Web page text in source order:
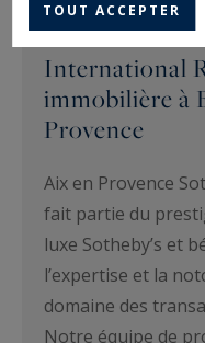
Aix en
International
immobilière à
Provence
Aix en Provence
fait partie du
luxe Sotheby’s et
l’expertise et la
domaine des
Notre équipe de
TOUT ACCEPTER